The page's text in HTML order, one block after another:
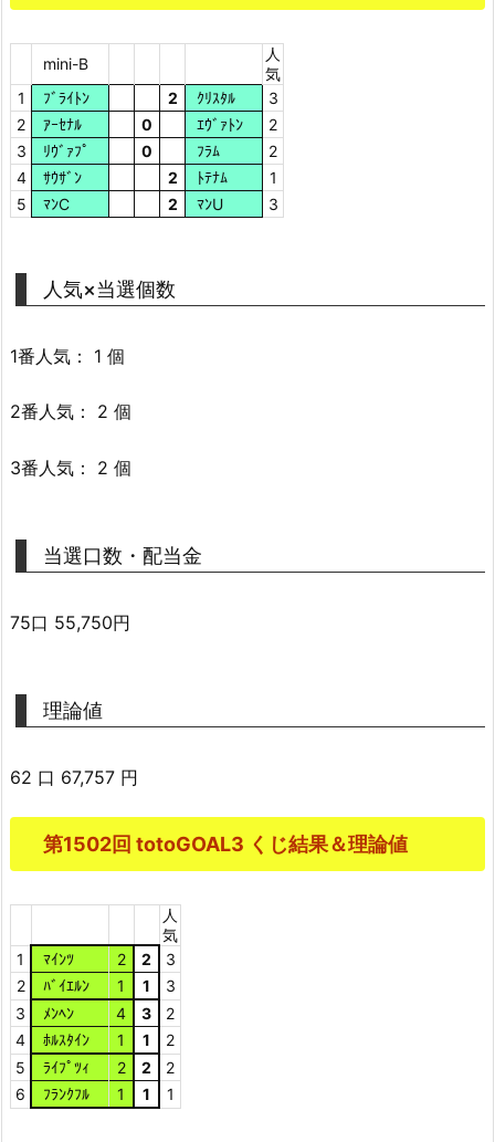
mini-B
人
気
1
ﾌﾞﾗｲﾄﾝ 2 ｸﾘｽﾀﾙ
3
2
ｱｰｾﾅﾙ 0 ｴｳﾞｧﾄﾝ
2
3
ﾘｳﾞｧﾌﾟ 0 ﾌﾗﾑ
2
4
ｻｳｻﾞﾝ 2 ﾄﾃﾅﾑ
1
5
ﾏﾝC 2 ﾏﾝU 3
人気×当選個数
1番人気： 1 個
2番人気： 2 個
3番人気： 2 個
当選口数・配当金
75口 55,750円
理論値
62 口 67,757 円
第1502回 totoGOAL3 くじ結果＆理論値
人
気
1
ﾏｲﾝﾂ 2 2
3
2
ﾊﾞｲｴﾙﾝ 1 1
3
3
ﾒﾝﾍﾝ 4 3
2
4
ﾎﾙｽﾀｲﾝ 1 1
2
5
ﾗｲﾌﾟﾂｨ 2 2
2
6
ﾌﾗﾝｸﾌﾙ 1 1 1